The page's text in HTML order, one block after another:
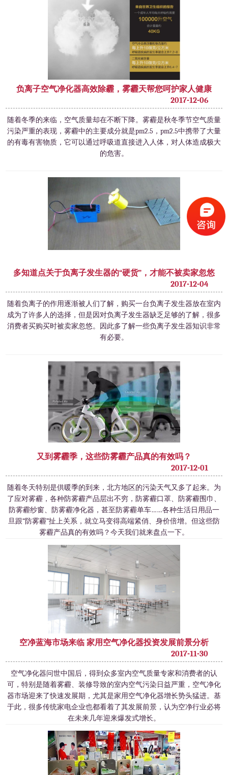
负离子空气净化器高效除霾，雾霾天帮您呵护家人健康
2017-12-06
​随着冬季的来临，空气质量却在不断下降。雾霾是秋冬季节空气质量
污染严重的表现，雾霾中的主要成分就是pm2.5，pm2.5中携带了大量
的有毒有害物质，它可以通过呼吸道直接进入人体，对人体造成极大
的危害。
多知道点关于负离子发生器的“硬货”，才能不被卖家忽悠
2017-12-04
​随着负离子的作用逐渐被人们了解，购买一台负离子发生器放在室内
成为了许多人的选择，但是因对负离子发生器缺乏足够的了解，很多
消费者买购买时被卖家忽悠。因此多了解一些负离子发生器知识非常
有必要。
又到雾霾季，这些防雾霾产品真的有效吗？
2017-12-01
随着冬天特别是供暖季的到来，北方地区的污染天气又多了起来。为
了应对雾霾，各种防雾霾产品层出不穷，防雾霾口罩、防雾霾围巾、
防雾霾纱窗、防雾霾净化器，甚至防雾霾单车……各种生活日用品一
旦跟“防雾霾”扯上关系，就立马变得高端紧俏、身价倍增。但这些防
雾霾产品真的有效吗？今天我们就来盘点一下。
空净蓝海市场来临 家用空气净化器投资发展前景分析
2017-11-30
空气净化器问世中国后，得到众多室内空气质量专家和消费者的认
可，特别是随着雾霾、装修导致的室内空气污染日益严重，空气净化
器市场迎来了快速发展期，尤其是家用空气净化器增长势头猛进。基
于此，很多传统家电企业也都看着了其发展前景，认为空净行业必将
在未来几年迎来爆发式增长。